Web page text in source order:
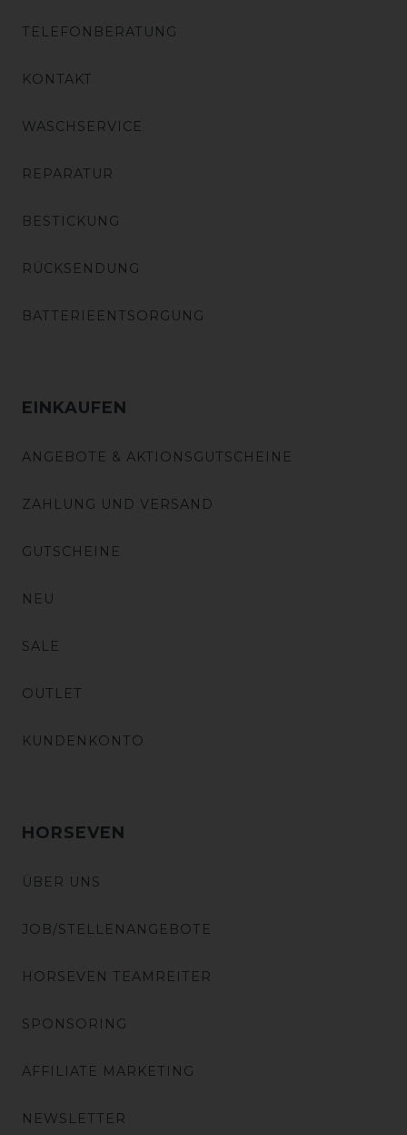
TELEFONBERATUNG
KONTAKT
WASCHSERVICE
REPARATUR
BESTICKUNG
RÜCKSENDUNG
BATTERIEENTSORGUNG
EINKAUFEN
ANGEBOTE & AKTIONSGUTSCHEINE
ZAHLUNG UND VERSAND
GUTSCHEINE
NEU
SALE
OUTLET
KUNDENKONTO
HORSEVEN
ÜBER UNS
JOB/STELLENANGEBOTE
HORSEVEN TEAMREITER
SPONSORING
AFFILIATE MARKETING
NEWSLETTER